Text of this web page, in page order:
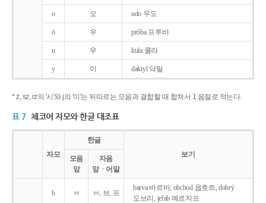
o 오 udo 우도
ó 우 próba 프루바
u 우 kula 쿨라
y 이 daktyl 닥틸
* ż, sz, rz의 '시'와 j의 '이'는 뒤따르는 모음과 결합할 때 합쳐서 1 음절로 적는다.
표 7 체코어 자모와 한글 대조표
자모
한글
보기
모음
앞
자음
앞ㆍ어말
b ㅂ ㅂ, 브, 프
barva 바르바, obchod 옵호트, dobrý
도브리, jeřab 예르자프